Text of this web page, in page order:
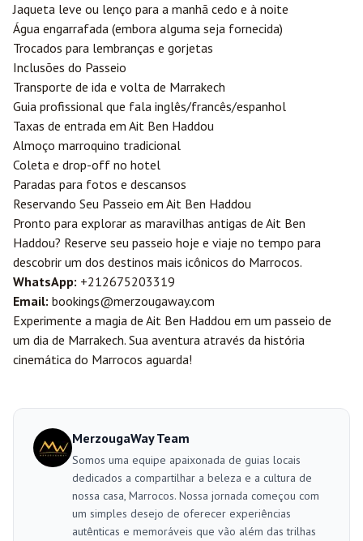
Jaqueta leve ou lenço para a manhã cedo e à noite
Água engarrafada (embora alguma seja fornecida)
Trocados para lembranças e gorjetas
Inclusões do Passeio
Transporte de ida e volta de Marrakech
Guia profissional que fala inglês/francês/espanhol
Taxas de entrada em Ait Ben Haddou
Almoço marroquino tradicional
Coleta e drop-off no hotel
Paradas para fotos e descansos
Reservando Seu Passeio em Ait Ben Haddou
Pronto para explorar as maravilhas antigas de Ait Ben
Haddou? Reserve seu passeio hoje e viaje no tempo para
descobrir um dos destinos mais icônicos do Marrocos.
WhatsApp: +212675203319
Email: bookings@merzougaway.com
Experimente a magia de Ait Ben Haddou em um passeio de
um dia de Marrakech. Sua aventura através da história
cinemática do Marrocos aguarda!
MerzougaWay Team
Somos uma equipe apaixonada de guias locais
dedicados a compartilhar a beleza e a cultura de
nossa casa, Marrocos. Nossa jornada começou com
um simples desejo de oferecer experiências
autênticas e memoráveis que vão além das trilhas